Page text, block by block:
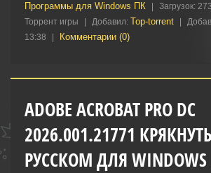
Программы для Windows ПК Загрузок:
Торрент игры
Добавил: Top-torrent
13:38
Комментарии (0)
ADOBE ACROBAT PRO DC
2026.001.21771
РУССКОМ ДЛЯ